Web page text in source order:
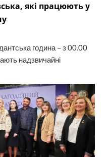
які працюють у
година – з 00.00
надзвичайні